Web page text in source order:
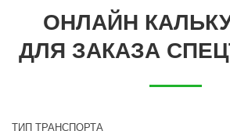
ОНЛАЙН
ДЛЯ ЗАКАЗА
ТИП ТРАНСПОРТА